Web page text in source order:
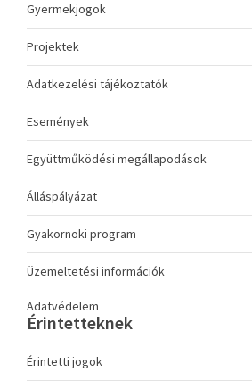
Gyermekjogok
Projektek
Adatkezelési tájékoztatók
Események
Együttműködési megállapodások
Álláspályázat
Gyakornoki program
Üzemeltetési információk
Adatvédelem
Érintetteknek
Érintetti jogok